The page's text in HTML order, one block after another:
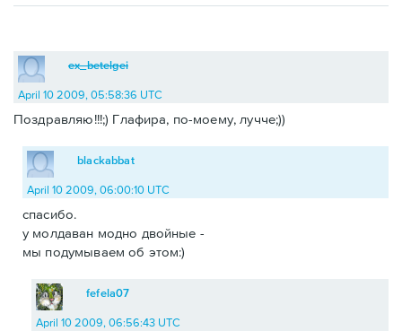
ex_betelgei
April 10 2009, 05:58:36 UTC
Поздравляю!!!;) Глафира, по-моему, лучче;))
blackabbat
April 10 2009, 06:00:10 UTC
спасибо.
у молдаван модно двойные -
мы подумываем об этом:)
fefela07
April 10 2009, 06:56:43 UTC